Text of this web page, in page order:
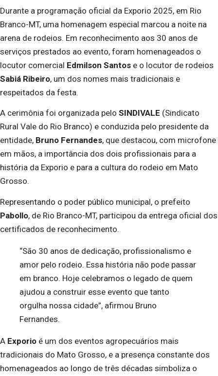
Durante a programação oficial da Exporio 2025, em Rio
Branco-MT, uma homenagem especial marcou a noite na
arena de rodeios. Em reconhecimento aos 30 anos de
serviços prestados ao evento, foram homenageados o
locutor comercial Edmilson Santos e o locutor de rodeios
Sabiá Ribeiro, um dos nomes mais tradicionais e
respeitados da festa.
A cerimônia foi organizada pelo SINDIVALE (Sindicato
Rural Vale do Rio Branco) e conduzida pelo presidente da
entidade, Bruno Fernandes, que destacou, com microfone
em mãos, a importância dos dois profissionais para a
história da Exporio e para a cultura do rodeio em Mato
Grosso.
Representando o poder público municipal, o prefeito
Pabollo, de Rio Branco-MT, participou da entrega oficial dos
certificados de reconhecimento.
“São 30 anos de dedicação, profissionalismo e
amor pelo rodeio. Essa história não pode passar
em branco. Hoje celebramos o legado de quem
ajudou a construir esse evento que tanto
orgulha nossa cidade”, afirmou Bruno
Fernandes.
A Exporio é um dos eventos agropecuários mais
tradicionais do Mato Grosso, e a presença constante dos
homenageados ao longo de três décadas simboliza o